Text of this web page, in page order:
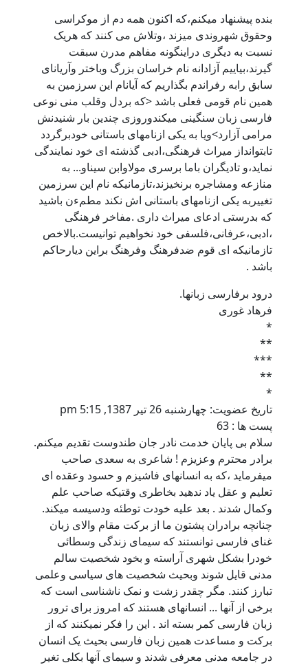
بنده پیشنهاد میکنم،که اکنون همه دم از موکراسی
وحقوق شهروندی میزند ،وتلاش می کنند که هریک
نسبت به دیگری دراینگونه مفاهم مدرن سبقت
گیرند،بیاییم آزادانه نام خراسان بزرگ وباختر وآریانای
سابق رابه رفراندم بگذاریم که آیانام این سرزمین به
همین نام قومی فعلی باشد <که بردل وقلب منی نوعی
فارسی زبان سنگینی میکندوروزی چندین بار شنیدنش
مرامی آزارد>ویا به یکی ازنامهای باستانی خودبرگردد
تابتوانداز میراث فرهنگی،ادبی گذشته ای خود نمایندگی
نماید،و تادیگران باما برسری مولاوابن سیناو... به
منازعه ومشاجره برنخیزند،تازمانیکه نام این سرزمین
تغییربه یکی ازنامهای باستانی اش نکند مطمءن باشید
که بدرستی ادعای میراث داری .مفاخر فرهنگی
،ادبی،عرفانی،فلسفی خود نخواهیم توانیست.بالاخص
تازمانیکه ای قوم ضدفرهنگ وفرهنگ براین دیارحاکم
باشد .
درود برفارسی زبانها.
فرهاد غوری
*
**
***
**
*
تاریخ عضویت: چهارشنبه 26 تیر 1387, 5:15 pm
پست ها : 63
سلام بی پایان خدمت نادر جان طندوست تقدیم میکنم.
برادر محترم وعزیزم ! شاعری به سعدی صاحب
میفرماید ،که به انسانهای فاشیزم و حسود وعقده ای
تعلیم و عقل یاد ندهید بخاطری وقتیکه صاحب علم
وکمال شدند . بعد علیه خودت توطئه ودسیسه میکند.
چنانچه برادران پشتون ما از برکت مقام والای زبان
غنای فارسی توانستند که سیمای زندگی وسطائی
خودرا بشکل شهری آراسته و بخود شخصیت سالم
مدنی قایل شوند وبحیث شخصیت های سیاسی وعلمی
تبارز کنند. مگر چقدر زشت و نمک ناشناسی است که
برخی از آنها ... انسانهای هستند که امروز برای ترور
زبان فارسی کمر بسته اند . این را فکر نمیکنند که از
برکت و مساعدت همین زبان فارسی بحیث یک انسان
در جامعه مدنی معرفی شدند و سیمای آنها بکلی تغیر